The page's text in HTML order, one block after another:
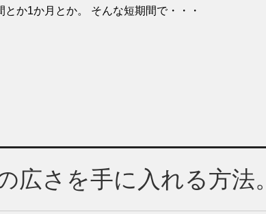
か1か月とか。 そんな短期間で・・・
広さを手に入れる方法。